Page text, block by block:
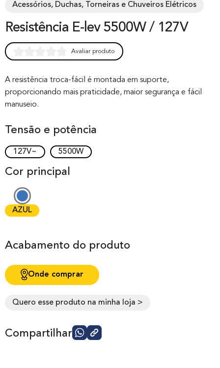
Acessórios, Duchas, Torneiras e Chuveiros Elétricos
Resistência E-lev 5500W / 127V
out of 0
based on
rating
Avaliar produto
A resistência troca-fácil é montada em suporte,
proporcionando mais praticidade, maior segurança e fácil
manuseio.
Tensão e potência
127V~ 5500W
Cor principal
AZUL
Acabamento do produto
Onde comprar
Quero esse produto na minha loja >
Compartilhar